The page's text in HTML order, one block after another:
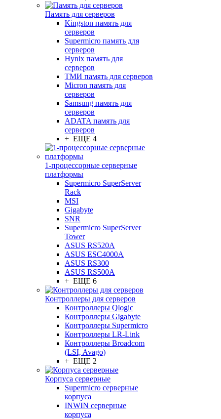
Память для серверов
Kingston память для
серверов
Supermicro память для
серверов
Hynix память для
серверов
ТМИ память для серверов
Micron память для
серверов
Samsung память для
серверов
ADATA память для
серверов
+ ЕЩЕ 4
1-процессорные серверные
платформы
Supermicro SuperServer
Rack
MSI
Gigabyte
SNR
Supermicro SuperServer
Tower
ASUS RS520A
ASUS ESC4000A
ASUS RS300
ASUS RS500A
+ ЕЩЕ 6
Контроллеры для серверов
Контроллеры Qlogic
Контроллеры Gigabyte
Контроллеры Supermicro
Контроллеры LR-Link
Контроллеры Broadcom
(LSI, Avago)
+ ЕЩЕ 2
Корпуса серверные
Supermicro серверные
корпуса
INWIN серверные
корпуса